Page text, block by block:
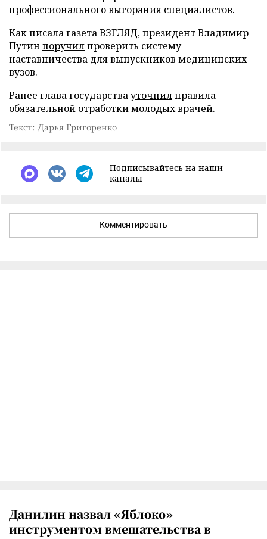
профессионального выгорания специалистов.
Как писала газета ВЗГЛЯД, президент Владимир
Путин поручилпроверить систему
наставничества для выпускников медицинских
вузов.
Ранее глава государствауточнилправила
обязательной отработки молодых врачей.
Текст: Дарья Григоренко
Подписывайтесь на наши
каналы
Комментировать
Данилин назвал «Яблоко»
инструментом вмешательства в